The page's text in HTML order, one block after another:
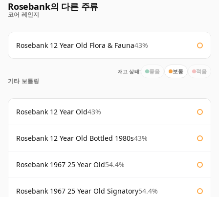
Rosebank의 다른 주류
코어 레인지
Rosebank 12 Year Old Flora & Fauna43%
재고 상태: 좋음 보통 적음
기타 보틀링
Rosebank 12 Year Old43%
Rosebank 12 Year Old Bottled 1980s43%
Rosebank 1967 25 Year Old54.4%
Rosebank 1967 25 Year Old Signatory54.4%